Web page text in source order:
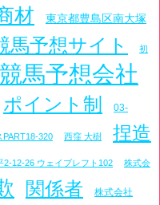
材 東京都豊島区南大塚
馬予想サイト 初
競馬予想会社
ポイント制 03-
320 西窪 大樹 捏造
2-12-26 ウェイブレフト102 株式会
関係者 株式会社